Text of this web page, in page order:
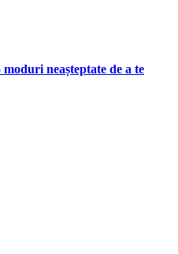
neașteptate de a te